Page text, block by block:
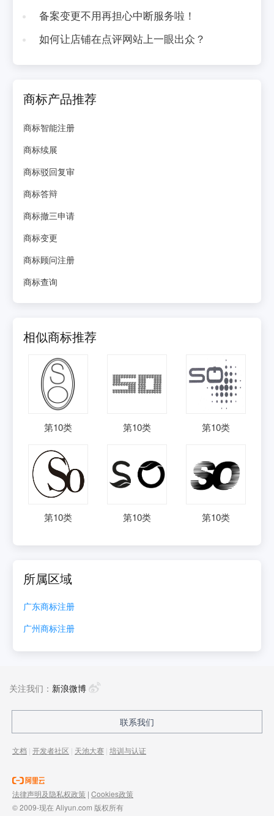
备案变更不用再担心中断服务啦！
如何让店铺在点评网站上一眼出众？
商标产品推荐
商标智能注册
商标续展
商标驳回复审
商标答辩
商标撤三申请
商标变更
商标顾问注册
商标查询
相似商标推荐
第10类 第10类 第10类
第10类 第10类 第10类
所属区域
广东商标注册
广州商标注册